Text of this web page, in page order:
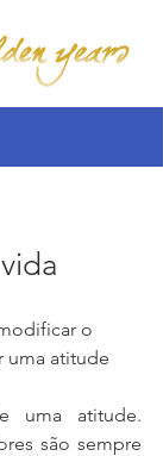
uma atitude
uma atitude.
são sempre